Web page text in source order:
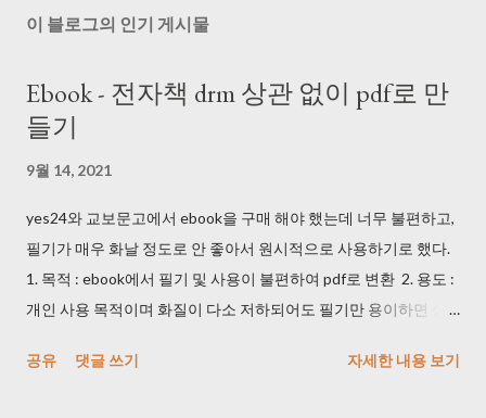
이 블로그의 인기 게시물
Ebook - 전자책 drm 상관 없이 pdf로 만
들기
9월 14, 2021
yes24와 교보문고에서 ebook을 구매 해야 했는데 너무 불편하고,
필기가 매우 화날 정도로 안 좋아서 원시적으로 사용하기로 했다.
1. 목적 : ebook에서 필기 및 사용이 불편하여 pdf로 변환 2. 용도 :
개인 사용 목적이며 화질이 다소 저하되어도 필기만 용이하면 상
문에 프로그램으로는 촬영이 안 되는 것을 확인했다. (사실 개인 사
공유 댓글 쓰기 자세한 내용 보기